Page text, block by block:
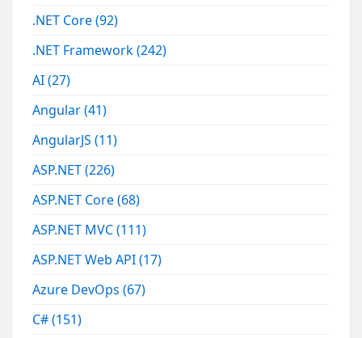
.NET Core(92)
.NET Framework(242)
AI(27)
Angular(41)
AngularJS(11)
ASP.NET(226)
ASP.NET Core(68)
ASP.NET MVC(111)
ASP.NET Web API(17)
Azure DevOps(67)
C#(151)